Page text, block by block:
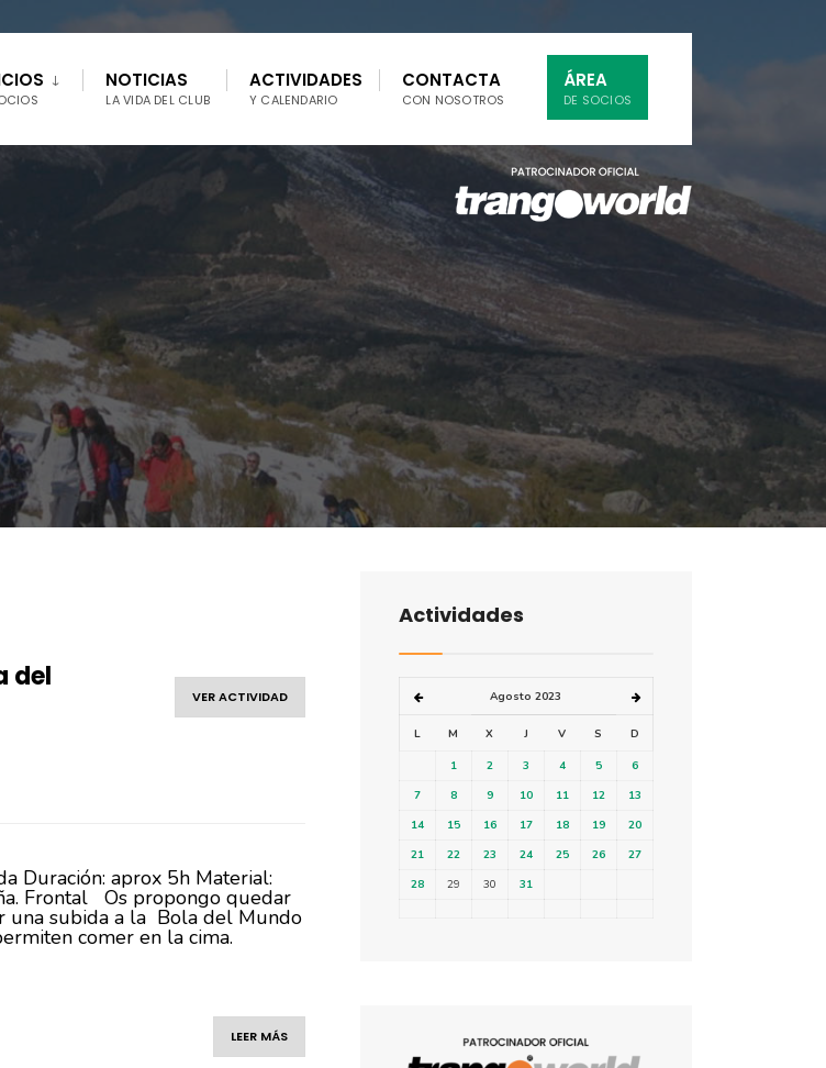
NOTICIAS
LA VIDA DEL CLUB
ACTIVIDADES
Y CALENDARIO
CONTACTA
CON NOSOTROS
ÁREA
DE SOCIOS
VER ACTIVIDAD
del
Duración: aprox 5h Material:
Frontal Os propongo quedar
una subida a la Bola del Mundo
comer en la cima.
LEER MÁS
Actividades
Agosto 2023
L M X J V S D
1 2 3 4 5
6
7
8 9 10 11 12
13
14
15 16 17 18 19
20
21
22 23 24 25 26
27
28
29 30 31